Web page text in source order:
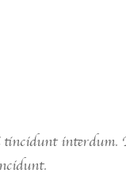
tincidunt